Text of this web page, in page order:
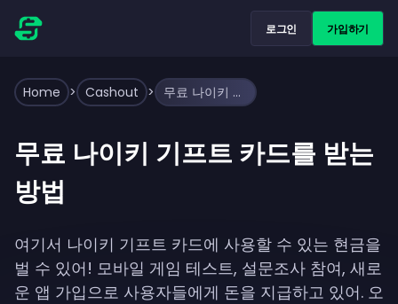
로그인 가입하기
Home > Cashout > 무료 나이키 기프트 카드를 받는 방법
무료 나이키 기프트 카드를 받는
방법
여기서 나이키 기프트 카드에 사용할 수 있는 현금을
벌 수 있어! 모바일 게임 테스트, 설문조사 참여, 새로
운 앱 가입으로 사용자들에게 돈을 지급하고 있어. 오